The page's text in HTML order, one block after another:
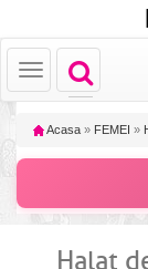
Toggle
navigation
Toggle
navigation
Acasa » FEMEI »
Halat